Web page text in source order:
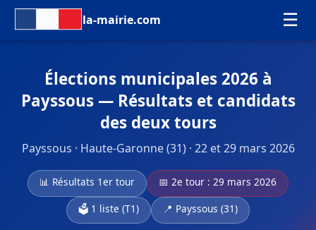
la-mairie.com ☰
Élections municipales 2026 à
Payssous — Résultats et candidats
des deux tours
Payssous · Haute-Garonne (31) · 22 et 29 mars 2026
📊 Résultats 1er tour
📅 2e tour : 29 mars 2026
🗳️ 1 liste (T1)
📍 Payssous (31)